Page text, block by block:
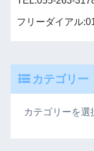
フリーダイアル
カテゴリー